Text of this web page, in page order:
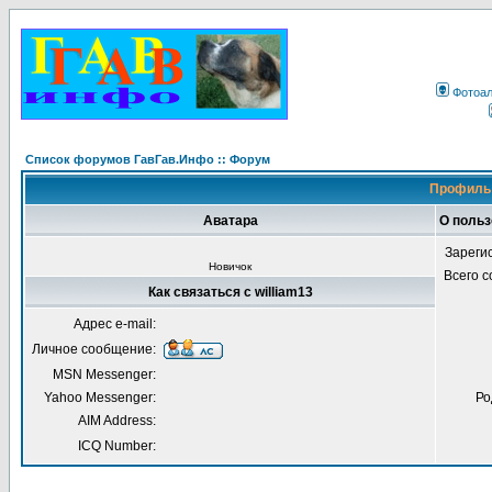
Список форумов ГавГав.Инфо :: Форум
Профиль
Аватара О
Новичок
Всего
Как связаться с william13
Адрес e-mail:
Личное сообщение:
MSN Messenger:
Yahoo Messenger:
AIM Address:
ICQ Number: